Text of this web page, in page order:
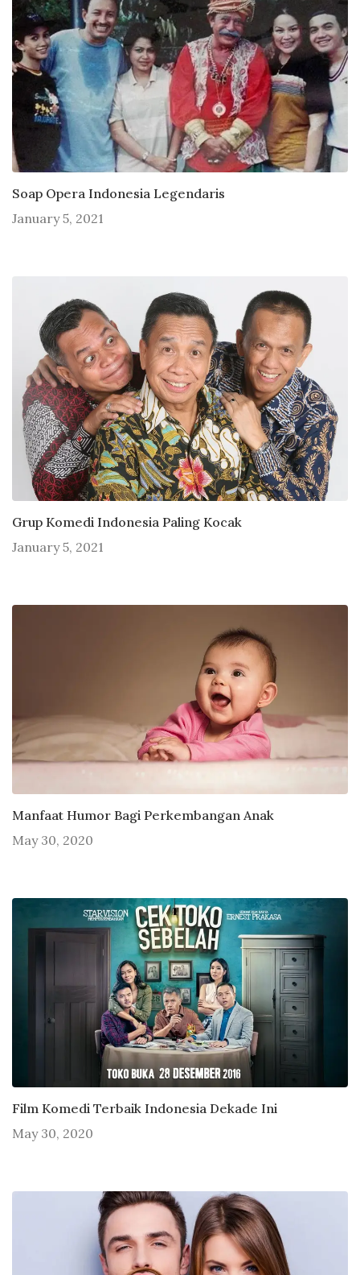
Soap Opera Indonesia Legendaris
January 5, 2021
Grup Komedi Indonesia Paling Kocak
January 5, 2021
Manfaat Humor Bagi Perkembangan Anak
May 30, 2020
Film Komedi Terbaik Indonesia Dekade Ini
May 30, 2020